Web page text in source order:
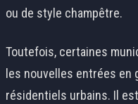
ou de style champêtre.
Toutefois, certaines
les nouvelles entrées
résidentiels urbains. Il